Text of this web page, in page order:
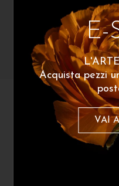
Mattia Perru
Relic 01
A partire da: 180€
E-
Acquista pezzi
VAI